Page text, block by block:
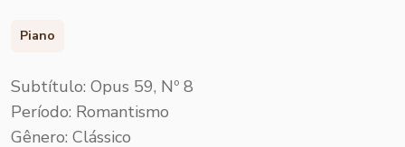
Piano
Subtítulo: Opus 59, Nº 8
Período: Romantismo
Gênero: Clássico